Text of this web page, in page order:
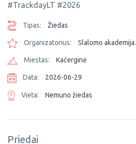
#TrackdayLT #2026
Tipas: Žiedas
Organizatorius: Slalomo akademija.
Miestas: Kačerginė
Data: 2026-06-29
Vieta: Nemuno žiedas
Priedai